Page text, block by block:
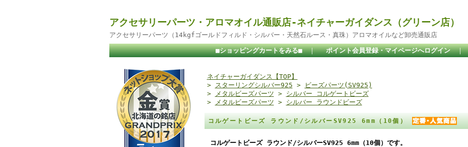
アクセサリーパーツ・アロマオイル通販店-ネイチャーガイダンス（グリーン店）
アクセサリーパーツ（14kgfゴールドフィルド・シルバー・天然石ルース・真珠）アロマオイルなど卸売通販店
■ショッピングカートをみる■ ｜ ポイント会員登録・マイページへログイン ｜
ネイチャーガイダンス【TOP】
> スターリングシルバー925 >
ビーズパーツ(SV925)
>
メタルビーズパーツ > シルバー コルゲートビーズ
>
メタルビーズパーツ > シルバー ラウンドビーズ
コルゲートビーズ ラウンド/シルバーSV925 6mm（10個）
コルゲートビーズ ラウンド/シルバーSV925 6mm（10個）です。